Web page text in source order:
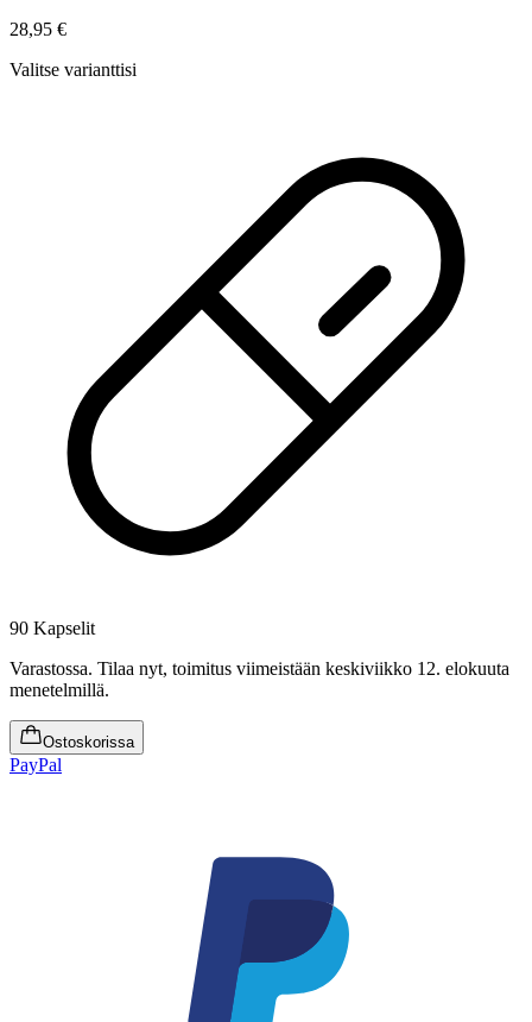
28,95 €
Valitse varianttisi
90 Kapselit
Varastossa. Tilaa nyt, toimitus viimeistään keskiviikko 12. elokuuta
menetelmillä.
Ostoskorissa
PayPal